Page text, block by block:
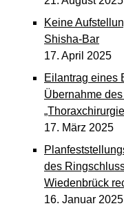
Keine
Shisha-Bar
17. April 2025
Eilantrag eines
Übernahme
17. März 2025
des
Wiedenbrück
16. Januar 2025